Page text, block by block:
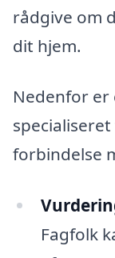
rådgive om
dit hjem.
Nedenfor er
forbindelse
Fagfolk